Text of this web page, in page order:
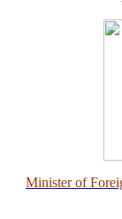
Minister of